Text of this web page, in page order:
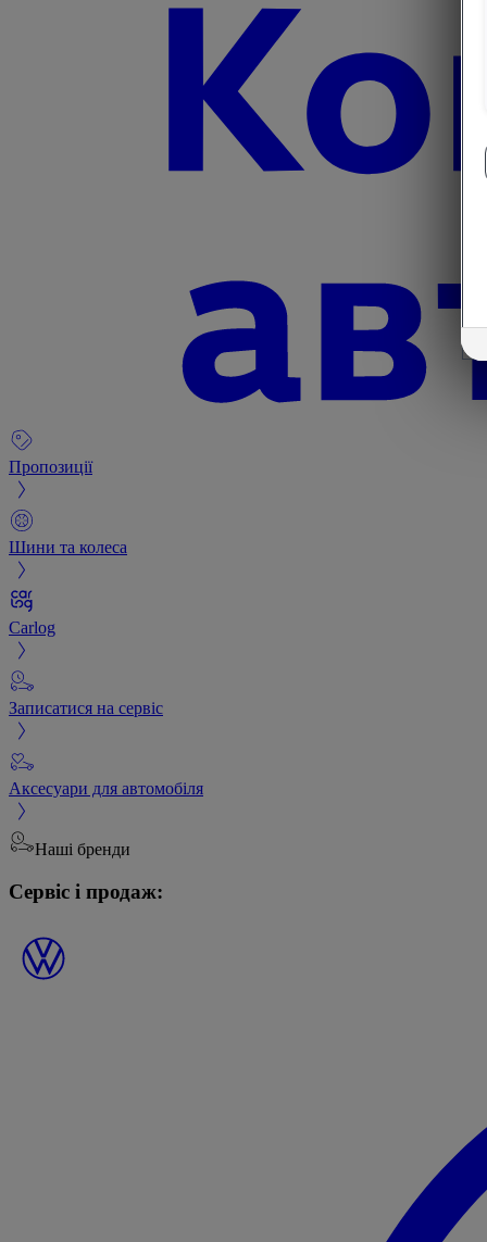
Пропозиції
Шини та колеса
Carlog
Записатися на сервіс
Аксесуари для автомобіля
Наші бренди
Сервіс і продаж: